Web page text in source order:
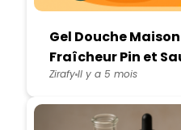
Gel Douche
Fraîcheur Pin et
ZirafyIl y a 5 mois